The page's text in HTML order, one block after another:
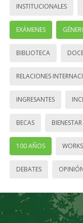
INSTITUCIONALES
EXÁMENES
BIBLIOTECA
RELACIONES
INGRESANTES
BECAS
100 AÑOS
DEBATES